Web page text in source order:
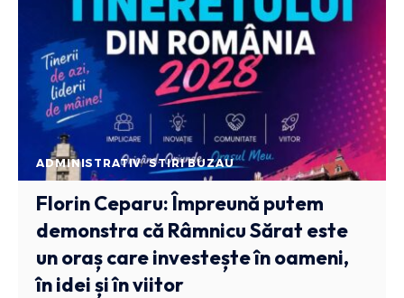
ADMINISTRATIV STIRI BUZAU
Florin Ceparu: Împreună putem
demonstra că Râmnicu Sărat este
un oraș care investește în oameni,
în idei și în viitor